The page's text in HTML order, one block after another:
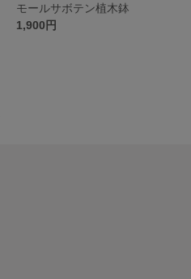
モールサボテン植木鉢
1,900円